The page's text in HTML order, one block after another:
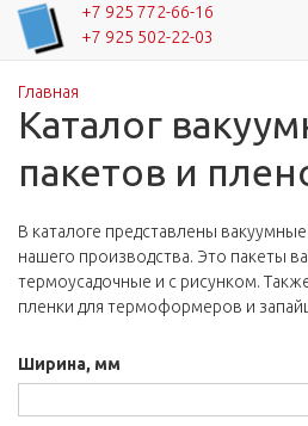
+7 925 772-66-16
+7 925 502-22-03
Вы здесь
Главная
Каталог
пакетов и
В каталоге представлены
нашего производства. Это пакеты
термоусадочные и с рисунком.
пленки для термоформеров и
Ширина, мм